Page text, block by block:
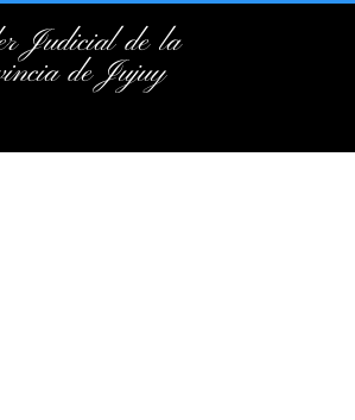
Judicial de la
de Jujuy